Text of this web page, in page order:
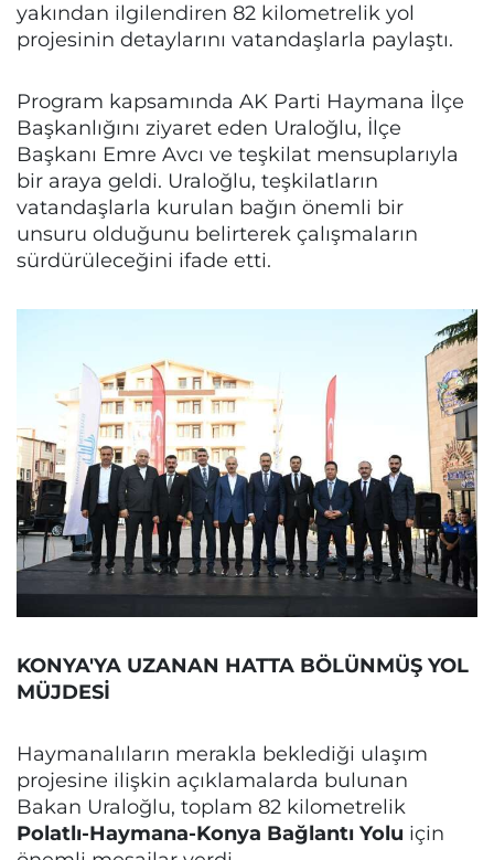
yakından ilgilendiren 82 kilometrelik yol
projesinin detaylarını vatandaşlarla paylaştı.
Program kapsamında AK Parti Haymana İlçe
Başkanlığını ziyaret eden Uraloğlu, İlçe
Başkanı Emre Avcı ve teşkilat mensuplarıyla
bir araya geldi. Uraloğlu, teşkilatların
vatandaşlarla kurulan bağın önemli bir
unsuru olduğunu belirterek çalışmaların
sürdürüleceğini ifade etti.
KONYA'YA UZANAN HATTA BÖLÜNMÜŞ YOL
MÜJDESİ
Haymanalıların merakla beklediği ulaşım
projesine ilişkin açıklamalarda bulunan
Bakan Uraloğlu, toplam 82 kilometrelik
Polatlı-Haymana-Konya Bağlantı Yolu için